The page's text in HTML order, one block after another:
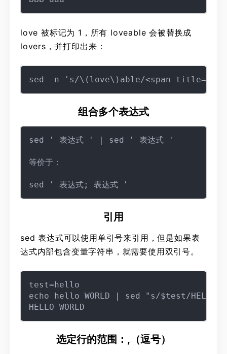
love 被标记为 1，所有 loveable 会被替换成
lovers，并打印出来：
组合多个表达式
sed ' 表达式 ' | sed ' 表达式 '
等价于：
引用
sed 表达式可以使用单引号来引用，但是如果表
达式内部包含变量字符串，就需要使用双引号。
test=hello
echo hello WORLD | sed "s/$test/HELLO"
选定行的范围：,（逗号）